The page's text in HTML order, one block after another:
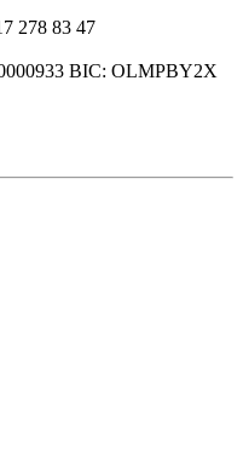
278 83 47
BIC: OLMPBY2X